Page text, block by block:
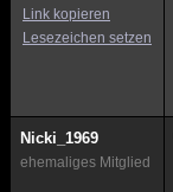
Link kopieren
Lesezeichen setzen
Nicki_1969
ehemaliges Mitglied